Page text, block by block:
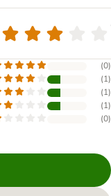
(0)
(1)
(1)
(1)
(0)